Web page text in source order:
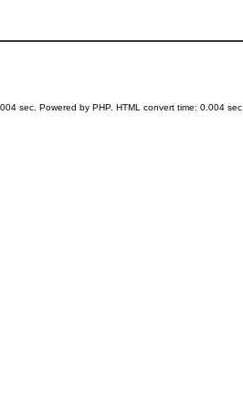
sec. Powered by PHP. HTML convert time: 0.004 sec.